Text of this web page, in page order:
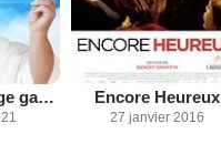
Joséphine, ange gardien Encore Heureux
27 janvier 2016